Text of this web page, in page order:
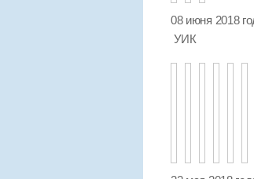
08 июня 2018
УИК